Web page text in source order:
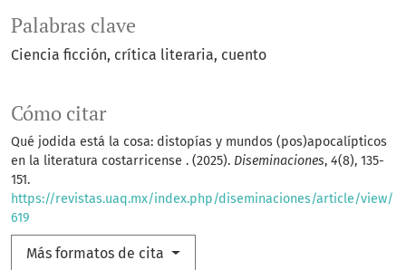
Palabras clave
Ciencia ficción crítica literaria cuento
Cómo citar
Qué jodida está la cosa: distopías y mundos (pos)apocalípticos
en la literatura costarricense . (2025). Diseminaciones, 4(8), 135-
151.
https://revistas.uaq.mx/index.php/diseminaciones/article/view/
619
Más formatos de cita